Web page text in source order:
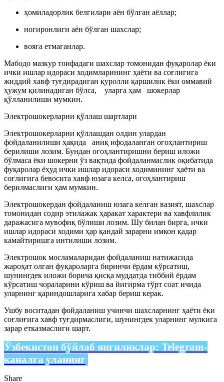
ҳомиладорлик белгилари аён бўлган аёллар;
ногиронлиги аён бўлган шахслар;
вояга етмаганлар.
Мабодо мазкур тоифадаги шахслар томонидан фуқаролар ёки
ички ишлар идораси ходимларининг ҳаёти ва соғлигига
жиддий хавф туғдирадиган қуролли қаршилик ёки оммавий
ҳужум қилинадиган бўлса, уларга ҳам шокерлар
қўлланилиши мумкин.
Электрошокерларни қўллаш шартлари
Электрошокерларни қўллашдан олдин улардан
фойдаланилиши ҳақида аниқ ифодаланган огоҳлантириш
берилиши лозим. Бундан огоҳлантиришни бериш иложи
бўлмаса ёки шокерни ўз вақтида фойдаланмаслик оқибатида
фуқаролар ёҳуд ички ишлар идораси ходимининг ҳаёти ва
соғлигига бевосита хавф юзага келса, огоҳлантириш
берилмаслиги ҳам мумкин.
Электрошокердан фойдаланиш юзага келган вазият, шахслар
томонидан содир этилажак ҳаракат характери ва хавфлилик
даражасига мувофиқ бўлиши лозим. Шу билан бирга, ички
ишлар идораси ходими ҳар қандай зарарни имкон қадар
камайтиришга интилиши лозим.
Электрошок мосламаларидан фойдаланиш натижасида
жароҳат олган фуқароларга биринчи ёрдам кўрсатиш,
шунингдек иложи борича қисқа муддатда тиббий ёрдам
кўрсатиш чораларини кўриш ва йигирма тўрт соат ичида
уларнинг қариндошларига хабар бериш керак.
Ушбу воситадан фойдаланиш учинчи шахсларнинг ҳаёти ёки
соғлиғига хавф туғдирмаслиги, шунингдек уларнинг мулкига
зарар етказмаслиги шарт.
Ўзбекистон бўйлаб янгиликлар: Telegram-
каналга уланинг
Share